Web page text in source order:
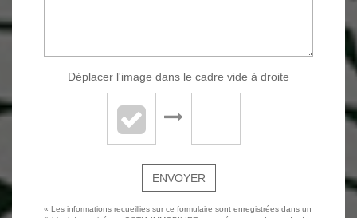
Déplacer l'image dans le cadre vide à droite
ENVOYER
« Les informations recueillies sur ce formulaire sont enregistrées dans un